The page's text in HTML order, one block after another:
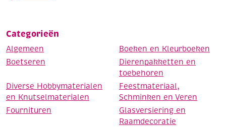
Categorieën
Algemeen
Boeken en Kleurboeken
Boetseren
Dierenpakketten en
toebehoren
Diverse Hobbymaterialen
en Knutselmaterialen
Feestmateriaal,
Schminken en Veren
Fournituren
Glasversiering en
Raamdecoratie